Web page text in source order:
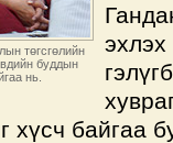
төгсгөлийн
буддын
нь.
хүсч байгаа